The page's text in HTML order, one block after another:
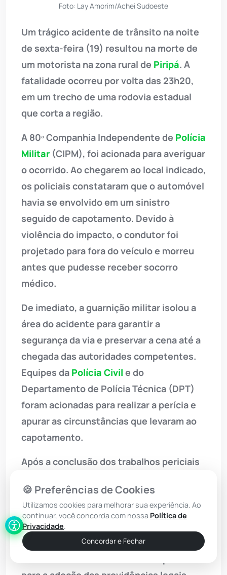
Foto: Lay Amorim/Achei Sudoeste
Um trágico acidente de trânsito na noite
de sexta-feira (19) resultou na morte de
um motorista na zona rural de Piripá. A
fatalidade ocorreu por volta das 23h20,
em um trecho de uma rodovia estadual
que corta a região.
A 80ª Companhia Independente de Polícia
Militar (CIPM), foi acionada para averiguar
o ocorrido. Ao chegarem ao local indicado,
os policiais constataram que o automóvel
havia se envolvido em um sinistro
seguido de capotamento. Devido à
violência do impacto, o condutor foi
projetado para fora do veículo e morreu
antes que pudesse receber socorro
médico.
De imediato, a guarnição militar isolou a
área do acidente para garantir a
segurança da via e preservar a cena até a
chegada das autoridades competentes.
Equipes da Polícia Civil e do
Departamento de Polícia Técnica (DPT)
foram acionadas para realizar a perícia e
apurar as circunstâncias que levaram ao
capotamento.
Após a conclusão dos trabalhos periciais
pelo rabecão e encaminhado ao Instituto
Médico Legal (IML) deVitória da
Conquista
A ocorrência foi formalmente registrada e
🍪 Preferências de Cookies
Utilizamos cookies para melhorar sua experiência. Ao
continuar, você concorda com nossa Política de
Privacidade.
Concordar e Fechar